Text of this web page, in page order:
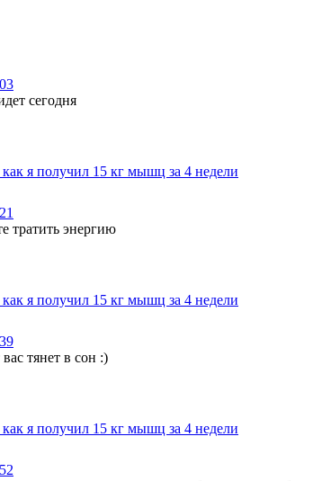
сегодня
я получил 15 кг мышц за 4 недели
тратить энергию
я получил 15 кг мышц за 4 недели
тянет в сон :)
я получил 15 кг мышц за 4 недели